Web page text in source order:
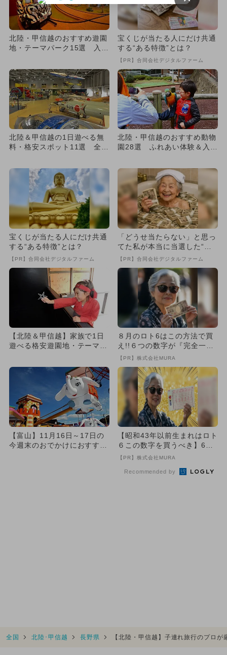
北陸・甲信越のおすすめ遊園
地・テーマパーク15選 入園
宝くじが当たる人にだけ共通
する“ある特徴”とは？
【PR】合同会社デジタルファーム
北陸＆甲信越の1日遊べる無
料・格安スポット11選 全天
北陸・甲信越のおすすめ動物
園28選 ふれあい体験＆入園
宝くじが当たる人にだけ共通
する“ある特徴”とは？
【PR】合同会社デジタルファーム
「どうせ当たらない」と思っ
てた私が本当に当選した“買
い方”がこれ
【PR】合同会社デジタルファーム
【北陸＆甲信越】家族で1日
遊べる格安遊園地・テーマパ
８月のロト6はこの方法で買
え!!６つの数字が『完全一
致』する方法
【PR】株式会社MURA
【富山】11月16日～17日の
今週末のおでかけにおすす
【昭和43年以前生まれはロト
６この数字を買うべき】6つ
の数字が「完全一致」する
【PR】株式会社MURA
Recommended by
全国 北陸･甲信越 長野県 【北陸・甲信越】子連れ旅行のプロ